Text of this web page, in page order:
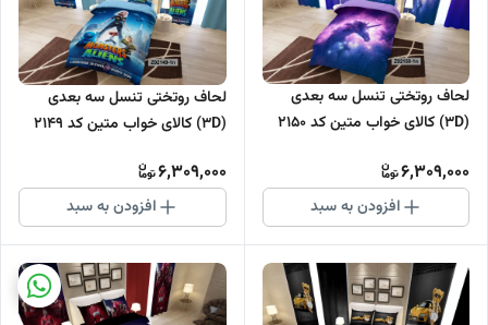
لحاف روتختی تنسل سه بعدی
(3D) کالای خواب متین کد 2150
6,309,000
افزودن به سبد
لحاف روتختی تنسل سه بعدی
(3D) کالای خواب متین کد 2149
6,309,000
افزودن به سبد